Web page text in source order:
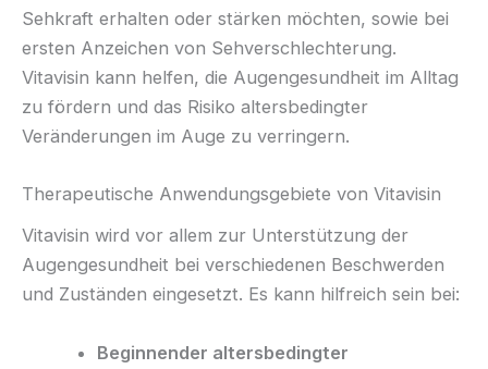
Sehkraft erhalten oder stärken möchten, sowie bei
ersten Anzeichen von Sehverschlechterung.
Vitavisin kann helfen, die Augengesundheit im Alltag
zu fördern und das Risiko altersbedingter
Veränderungen im Auge zu verringern.
Therapeutische Anwendungsgebiete von Vitavisin
Vitavisin wird vor allem zur Unterstützung der
Augengesundheit bei verschiedenen Beschwerden
und Zuständen eingesetzt. Es kann hilfreich sein bei:
Beginnender altersbedingter